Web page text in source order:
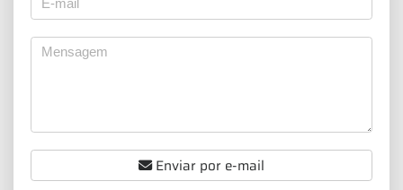
Enviar por e-mail